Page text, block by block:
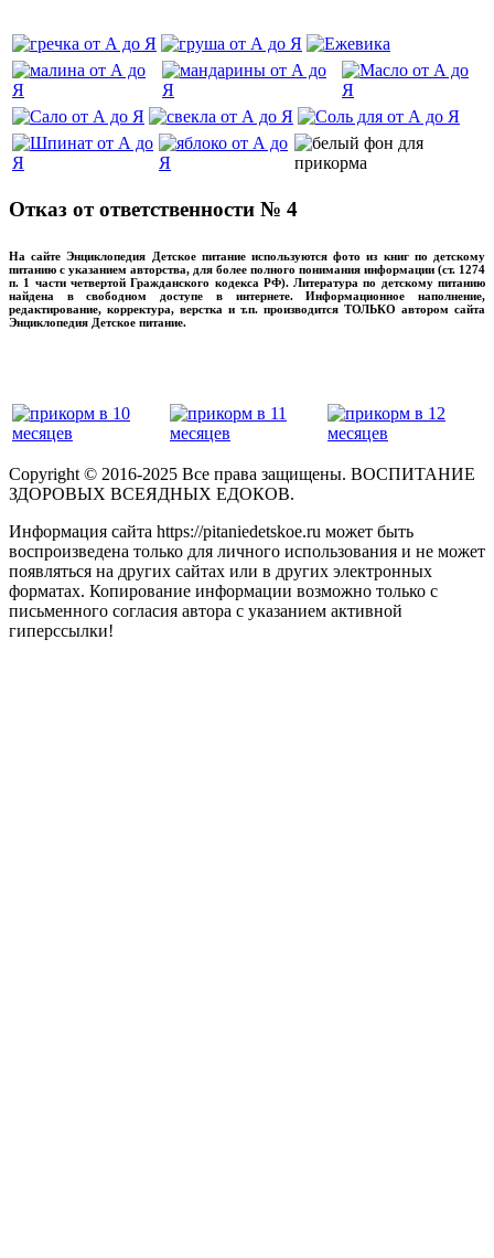
Отказ от ответственности № 4
На сайте Энциклопедия Детское питание используются фото из книг по детскому
питанию с указанием авторства, для более полного понимания информации (ст. 1274
п. 1 части четвертой Гражданского кодекса РФ). Литература по детскому питанию
найдена в свободном доступе в интернете. Информационное наполнение,
редактирование, корректура, верстка и т.п. производится ТОЛЬКО автором сайта
Энциклопедия Детское питание.
Copyright © 2016-2025 Все права защищены. ВОСПИТАНИЕ
ЗДОРОВЫХ ВСЕЯДНЫХ ЕДОКОВ.
Информация сайта https://pitaniedetskoe.ru может быть
воспроизведена только для личного использования и не может
появляться на других сайтах или в других электронных
форматах. Копирование информации возможно только с
письменного согласия автора с указанием активной
гиперссылки!